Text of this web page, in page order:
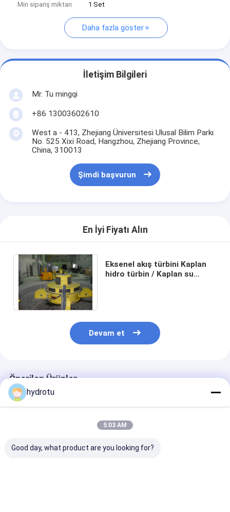
Min sipariş miktarı
1 Set
Daha fazla göster
İletişim Bilgileri
Mr. Tu mingqi
+86 13003602610
West a - 413, Zhejiang Üniversitesi Ulusal Bilim Parkı
No. 525 Xixi Road, Hangzhou, Zhejiang Province,
China, 310013
Şimdi başvurun
En İyi Fiyatı Alın
Eksenel akış türbini Kaplan
hidro türbin / Kaplan su
Devam et
Önerilen Ürünler
hydrotu
5:03 AM
Good day, what product are you looking for?